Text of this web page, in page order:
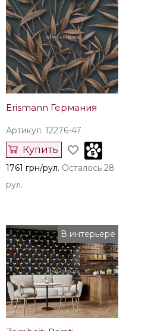
Erismann Германия
Артикул: 12276-47
Купить
1761 грн/рул. Осталось 28
рул.
В интерьере